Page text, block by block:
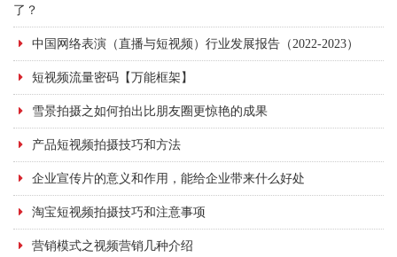
了？
中国网络表演（直播与短视频）行业发展报告（2022-2023）
短视频流量密码【万能框架】
雪景拍摄之如何拍出比朋友圈更惊艳的成果
产品短视频拍摄技巧和方法
企业宣传片的意义和作用，能给企业带来什么好处
淘宝短视频拍摄技巧和注意事项
营销模式之视频营销几种介绍